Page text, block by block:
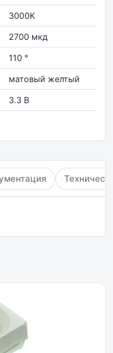
3000K
2700 мкд
110 °
матовый желтый
3.3 В